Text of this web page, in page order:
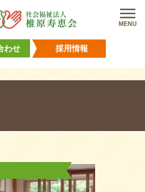
わせ 採用情報
MENU